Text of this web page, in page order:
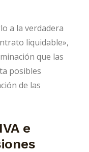
a la verdadera
liquidable»,
que las
posibles
de las
e